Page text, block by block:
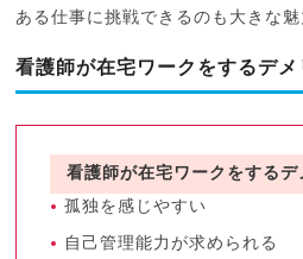
ある仕事に挑戦できるのも大きな魅
看護師が在宅ワークをするデメ
看護師が在宅ワークをするデ
孤独を感じやすい
自己管理能力が求められる